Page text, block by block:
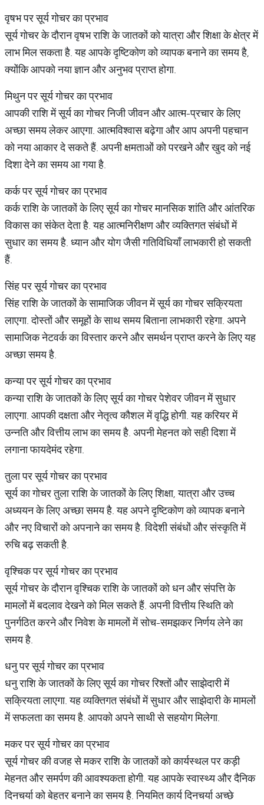
वृषभ पर सूर्य गोचर का प्रभाव
सूर्य गोचर के दौरान वृषभ राशि के जातकों को यात्रा और शिक्षा के क्षेत्र में
लाभ मिल सकता है. यह आपके दृष्टिकोण को व्यापक बनाने का समय है,
क्योंकि आपको नया ज्ञान और अनुभव प्राप्त होगा.
मिथुन पर सूर्य गोचर का प्रभाव
आपकी राशि में सूर्य का गोचर निजी जीवन और आत्म-प्रचार के लिए
अच्छा समय लेकर आएगा. आत्मविश्वास बढ़ेगा और आप अपनी पहचान
को नया आकार दे सकते हैं. अपनी क्षमताओं को परखने और खुद को नई
दिशा देने का समय आ गया है.
कर्क पर सूर्य गोचर का प्रभाव
कर्क राशि के जातकों के लिए सूर्य का गोचर मानसिक शांति और आंतरिक
विकास का संकेत देता है. यह आत्मनिरीक्षण और व्यक्तिगत संबंधों में
सुधार का समय है. ध्यान और योग जैसी गतिविधियाँ लाभकारी हो सकती
हैं.
सिंह पर सूर्य गोचर का प्रभाव
सिंह राशि के जातकों के सामाजिक जीवन में सूर्य का गोचर सक्रियता
लाएगा. दोस्तों और समूहों के साथ समय बिताना लाभकारी रहेगा. अपने
सामाजिक नेटवर्क का विस्तार करने और समर्थन प्राप्त करने के लिए यह
अच्छा समय है.
कन्या पर सूर्य गोचर का प्रभाव
कन्या राशि के जातकों के लिए सूर्य का गोचर पेशेवर जीवन में सुधार
लाएगा. आपकी दक्षता और नेतृत्व कौशल में वृद्धि होगी. यह करियर में
उन्नति और वित्तीय लाभ का समय है. अपनी मेहनत को सही दिशा में
लगाना फायदेमंद रहेगा.
तुला पर सूर्य गोचर का प्रभाव
सूर्य का गोचर तुला राशि के जातकों के लिए शिक्षा, यात्रा और उच्च
अध्ययन के लिए अच्छा समय है. यह अपने दृष्टिकोण को व्यापक बनाने
और नए विचारों को अपनाने का समय है. विदेशी संबंधों और संस्कृति में
रुचि बढ़ सकती है.
वृश्चिक पर सूर्य गोचर का प्रभाव
सूर्य गोचर के दौरान वृश्चिक राशि के जातकों को धन और संपत्ति के
मामलों में बदलाव देखने को मिल सकते हैं. अपनी वित्तीय स्थिति को
पुनर्गठित करने और निवेश के मामलों में सोच-समझकर निर्णय लेने का
समय है.
धनु पर सूर्य गोचर का प्रभाव
धनु राशि के जातकों के लिए सूर्य का गोचर रिश्तों और साझेदारी में
सक्रियता लाएगा. यह व्यक्तिगत संबंधों में सुधार और साझेदारी के मामलों
में सफलता का समय है. आपको अपने साथी से सहयोग मिलेगा.
मकर पर सूर्य गोचर का प्रभाव
सूर्य गोचर की वजह से मकर राशि के जातकों को कार्यस्थल पर कड़ी
मेहनत और समर्पण की आवश्यकता होगी. यह आपके स्वास्थ्य और दैनिक
दिनचर्या को बेहतर बनाने का समय है. नियमित कार्य दिनचर्या अच्छे